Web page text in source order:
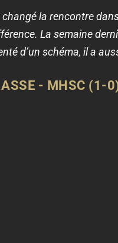
la rencontre
La semaine
d’un schéma, il a
- MHSC (1-